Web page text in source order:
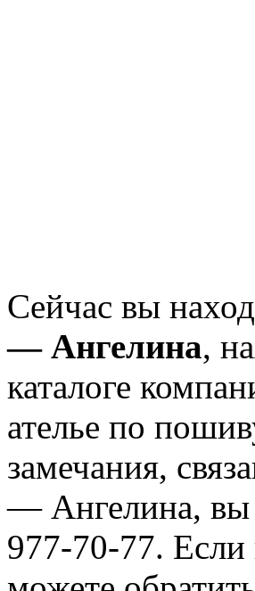
Сейчас вы
— Ангелина,
каталоге
ателье по
замечания,
— Ангелина, вы
977-70-77. Если